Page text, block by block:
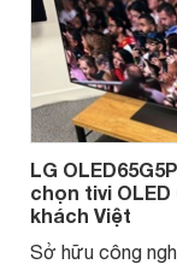
LG
chọn tivi
khách Việt
Sở hữu công